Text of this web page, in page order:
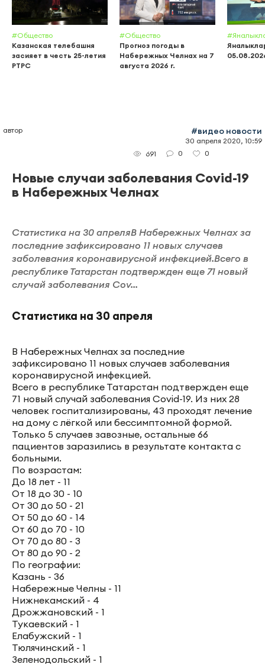
#Общество
Казанская телебашня
засияет в честь 25-летия
РТРС
#Общество
Прогноз погоды в
Набережных Челнах на 7
августа 2026 г.
автор #видео новости
30 апреля 2020, 10:59
691
0 0
Новые случаи заболевания Covid-19
в Набережных Челнах
Статистика на 30 апреляВ Набережных Челнах за
последние зафиксировано 11 новых случаев
заболевания коронавирусной инфекцией.Всего в
республике Татарстан подтвержден еще 71 новый
случай заболевания Cov...
Статистика на 30 апреля
В Набережных Челнах за последние
зафиксировано 11 новых случаев заболевания
коронавирусной инфекцией.
Всего в республике Татарстан подтвержден еще
71 новый случай заболевания Covid-19. Из них 28
человек госпитализированы, 43 проходят лечение
на дому с лёгкой или бессимптомной формой.
Только 5 случаев завозные, остальные 66
пациентов заразились в результате контакта с
больными.
По возрастам:
До 18 лет - 11
От 18 до 30 - 10
От 30 до 50 - 21
От 50 до 60 - 14
От 60 до 70 - 10
От 70 до 80 - 3
От 80 до 90 - 2
По географии:
Казань - 36
Набережные Челны - 11
Нижнекамский - 4
Дрожжановский - 1
Тукаевский - 1
Елабужский - 1
Тюлячинский - 1
Зеленодольский - 1